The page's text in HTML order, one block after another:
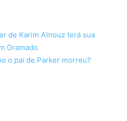
de Karim Aïnouz terá sua
Gramado
o pai de Parker morreu?